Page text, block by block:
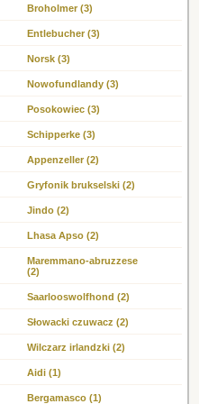
Broholmer (3)
Entlebucher (3)
Norsk (3)
Nowofundlandy (3)
Posokowiec (3)
Schipperke (3)
Appenzeller (2)
Gryfonik brukselski (2)
Jindo (2)
Lhasa Apso (2)
Maremmano-abruzzese
(2)
Saarlooswolfhond (2)
Słowacki czuwacz (2)
Wilczarz irlandzki (2)
Aidi (1)
Bergamasco (1)